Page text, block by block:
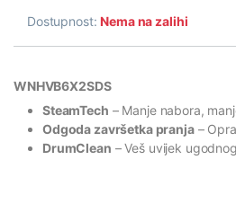
Dostupnost:Nema na zalihi
WNHVB6X2SDS
SteamTech – Manje nabora,
Odgoda završetka pranja –
DrumClean – Veš uvijek